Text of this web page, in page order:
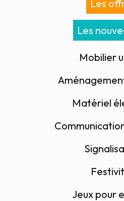
Les
Les
Mobilier
Matériel
Jeux pour